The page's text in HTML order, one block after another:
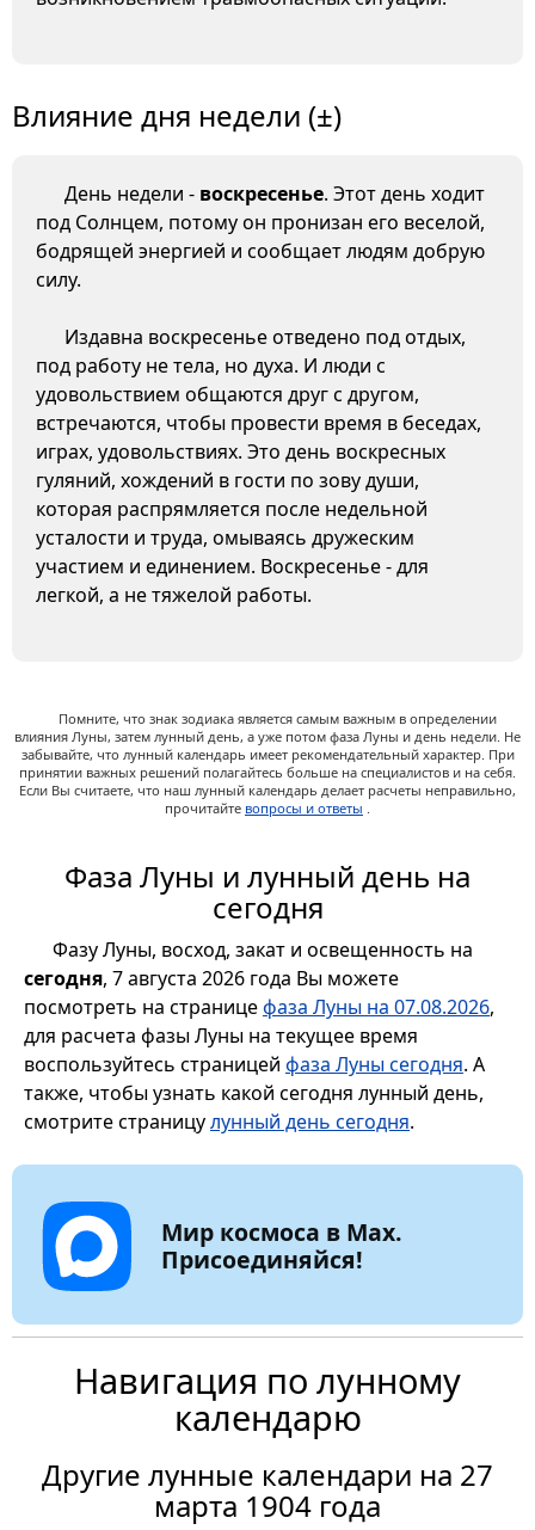
Влияние дня недели (±)
День недели - воскресенье. Этот день ходит
под Солнцем, потому он пронизан его веселой,
бодрящей энергией и сообщает людям добрую
силу.
Издавна воскресенье отведено под отдых,
под работу не тела, но духа. И люди с
удовольствием общаются друг с другом,
встречаются, чтобы провести время в беседах,
играх, удовольствиях. Это день воскресных
гуляний, хождений в гости по зову души,
которая распрямляется после недельной
усталости и труда, омываясь дружеским
участием и единением. Воскресенье - для
легкой, а не тяжелой работы.
Помните, что знак зодиака является самым важным в определении
влияния Луны, затем лунный день, а уже потом фаза Луны и день недели. Не
забывайте, что лунный календарь имеет рекомендательный характер. При
принятии важных решений полагайтесь больше на специалистов и на себя.
Если Вы считаете, что наш лунный календарь делает расчеты неправильно,
прочитайте вопросы и ответы .
Фаза Луны и лунный день на
сегодня
Фазу Луны, восход, закат и освещенность на
сегодня, 7 августа 2026 года Вы можете
посмотреть на страницефаза Луны на 07.08.2026,
для расчета фазы Луны на текущее время
воспользуйтесь страницей фаза Луны сегодня. А
также, чтобы узнать какой сегодня лунный день,
смотрите страницулунный день сегодня.
Мир космоса в Max.
Присоединяйся!
Навигация по лунному
календарю
Другие лунные календари на 27
марта 1904 года